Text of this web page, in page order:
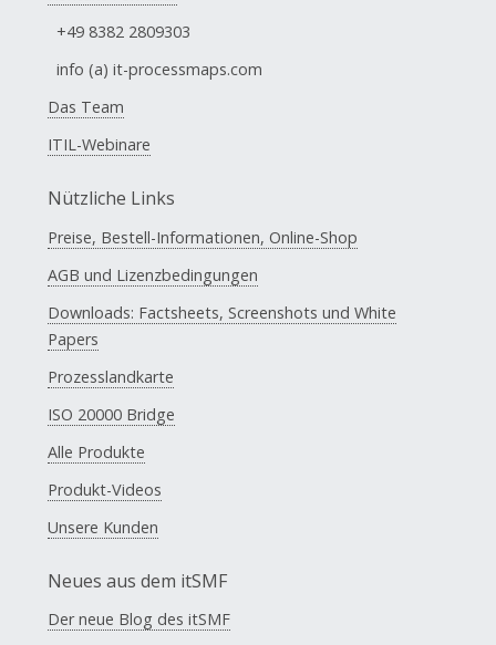
+49 8382 2809303
info (a) it-processmaps.com
Das Team
ITIL-Webinare
Nützliche Links
Preise, Bestell-Informationen, Online-Shop
AGB und Lizenzbedingungen
Downloads: Factsheets, Screenshots und White
Papers
Prozesslandkarte
ISO 20000 Bridge
Alle Produkte
Produkt-Videos
Unsere Kunden
Neues aus dem itSMF
Der neue Blog des itSMF